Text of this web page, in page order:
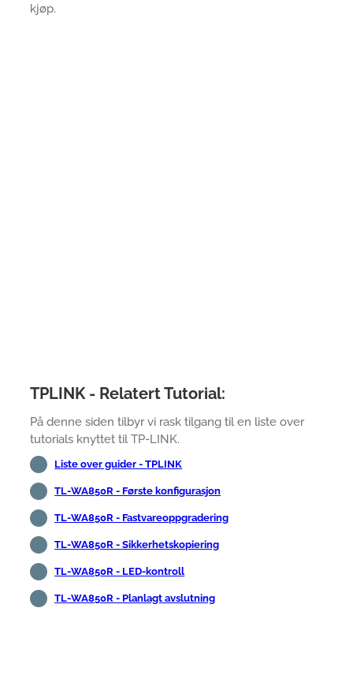
kjøp.
TPLINK - Relatert Tutorial:
På denne siden tilbyr vi rask tilgang til en liste over
tutorials knyttet til TP-LINK.
Liste over guider - TPLINK
TL-WA850R - Første konfigurasjon
TL-WA850R - Fastvareoppgradering
TL-WA850R - Sikkerhetskopiering
TL-WA850R - LED-kontroll
TL-WA850R - Planlagt avslutning